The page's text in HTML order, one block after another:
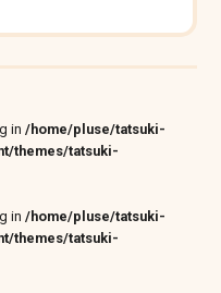
in/home/pluse/tatsuki-
themes/tatsuki-
in/home/pluse/tatsuki-
themes/tatsuki-